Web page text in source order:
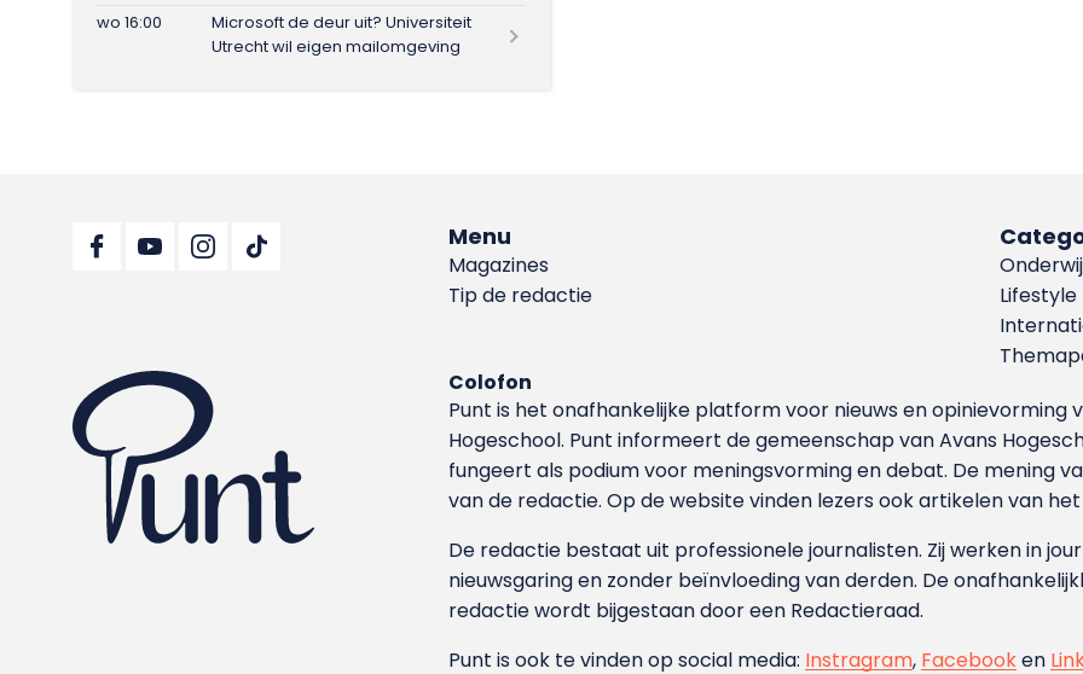
wo 16:00
Microsoft de deur uit? Universiteit
Utrecht wil eigen mailomgeving
Menu
Magazines
Tip de redactie
Lifestyle
Colofon
Punt is het onafhankelijke platform voor nieuws en
Hoge­school. Punt informeert de gemeenschap van Avans
fungeert als podium voor meningsvorming en debat. De mening
van de redactie. Op de website vinden lezers ook artikelen van
De redactie bestaat uit professionele journalisten. Zij werken in
nieuwsgaring en zonder beïnvloeding van derden. De
redactie wordt bijgestaan door een Redactieraad.
Punt is ook te vinden op social media: Instragram, Facebooken